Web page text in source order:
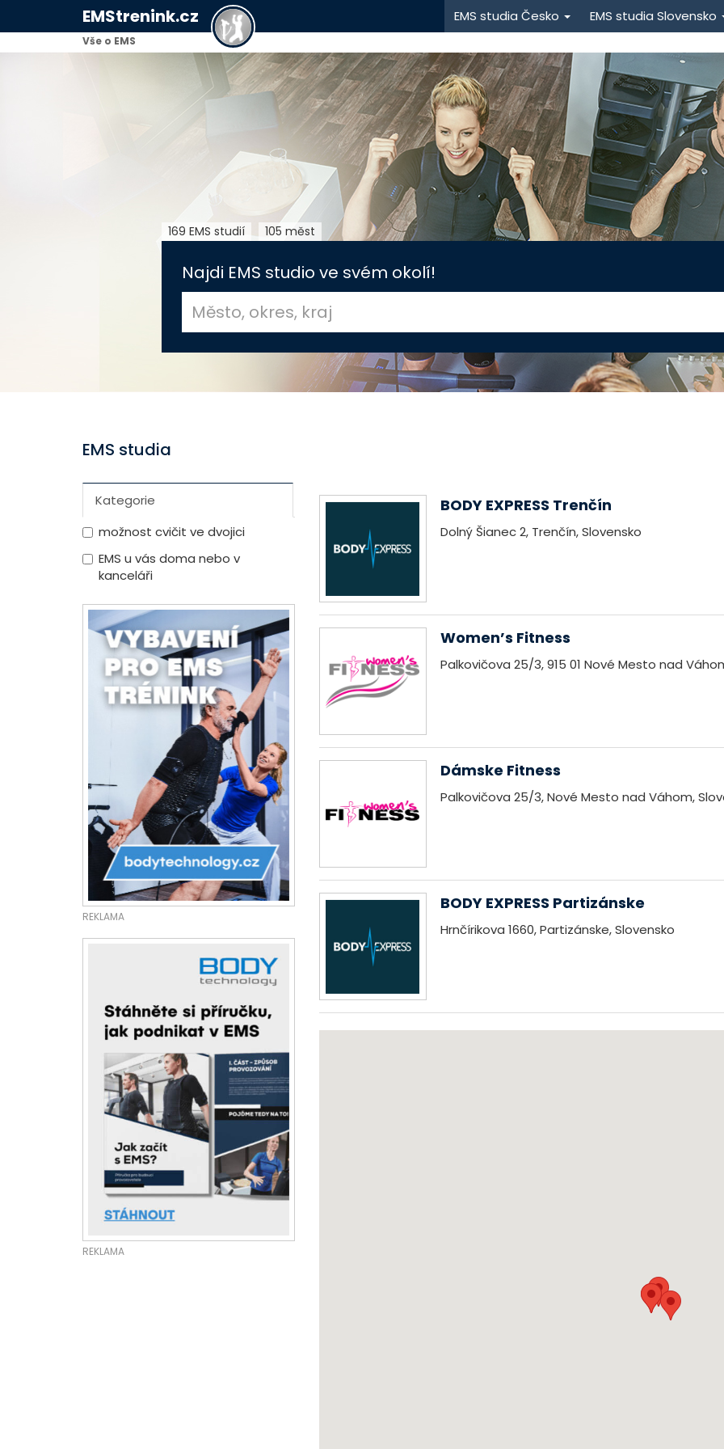
EMStrenink.cz
Vše o EMS
EMS studia Česko EMS studia Slovensko
169 EMS studií 105 měst
Najdi EMS studio ve svém okolí!
EMS studia
Kategorie
možnost cvičit ve dvojici
EMS u vás doma nebo v
kanceláři
REKLAMA
REKLAMA
BODY EXPRESS Trenčín
Dolný Šianec 2, Trenčín, Slovensko
Women’s Fitness
Palkovičova 25/3, 915 01 Nové Mesto nad
Dámske Fitness
Palkovičova 25/3, Nové Mesto nad Váhom,
BODY EXPRESS Partizánske
Hrnčírikova 1660, Partizánske, Slovensko